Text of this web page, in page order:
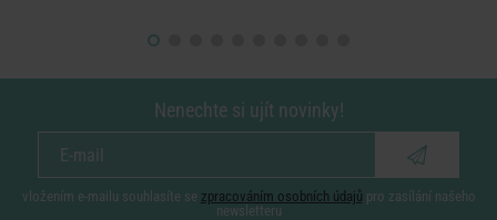
Nenechte si ujít novinky!
vložením e-mailu souhlasíte se zpracováním osobních údajů pro zasílání našeho
newsletteru